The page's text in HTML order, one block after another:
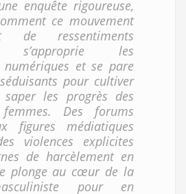
enquête rigoureuse,
ce mouvement
de ressentiments
s’approprie les
numériques et se pare
pour cultiver
les progrès des
Des forums
figures médiatiques
violences explicites
de harcèlement en
plonge au cœur de la
pour en